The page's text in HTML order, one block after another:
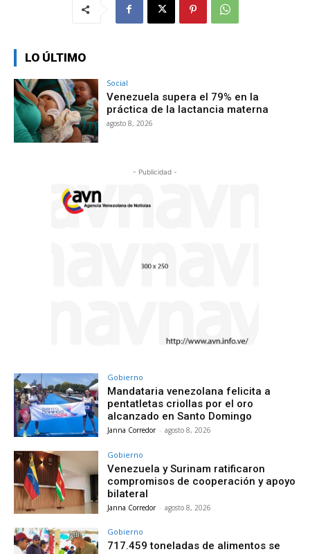
LO ÚLTIMO
Social
Venezuela supera el 79% en la
práctica de la lactancia materna
agosto 8, 2026
- Publicidad -
Gobierno
Mandataria venezolana felicita a
pentatletas criollas por el oro
alcanzado en Santo Domingo
Janna Corredor - agosto 8, 2026
Gobierno
Venezuela y Surinam ratificaron
compromisos de cooperación y apoyo
bilateral
Janna Corredor - agosto 8, 2026
Gobierno
717.459 toneladas de alimentos se